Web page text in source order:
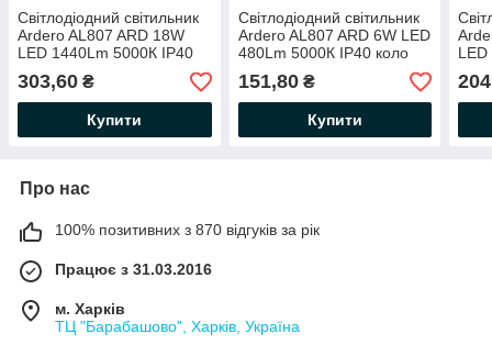
Світлодіодний світильник
Ardero AL807 ARD 18W
LED 1440Lm 5000К IP40
коло Ø156x26мм
накладний круглий чорний
303,60 ₴
Купити
Світлодіодний світильник
Ardero AL807 ARD 6W LED
480Lm 5000К IP40 коло
Ø91x26мм накладний
круглий білий
151,80₴
Купити
Про нас
100% позитивних з 870 відгуків за рік
Працює з 31.03.2016
м. Харків
ТЦ "Барабашово", Харків, Україна